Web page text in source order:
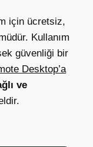
için ücretsiz,
Kullanım
güvenliği bir
Desktop’a
ve